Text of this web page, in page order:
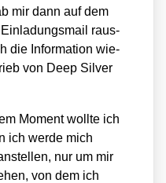
mir dann auf dem
raus­
die Infor­ma­ti­on wie­
von Deep Sil­ver
Moment woll­te ich
ich wer­de mich
nur um mir
von dem ich